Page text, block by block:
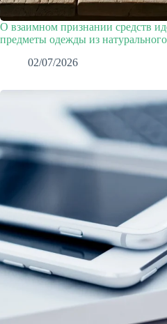
О взаимном признании средств
предметы одежды из
02/07/2026